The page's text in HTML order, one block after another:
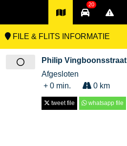
20
FILE & FLITS INFORMATIE
Philip Vingboonsstraat
Afgesloten
+ 0 min.
0 km
tweet file whatsapp file